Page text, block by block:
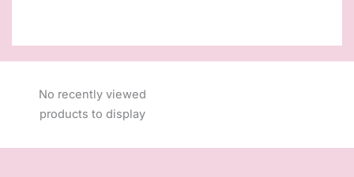
No recently viewed
products to display